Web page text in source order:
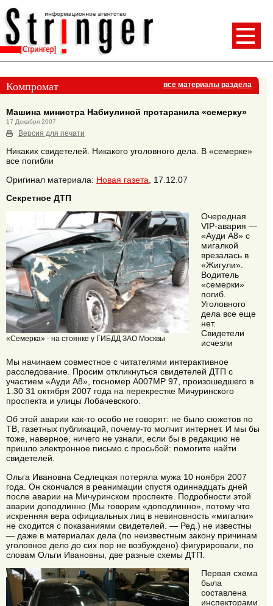
Компромат все материалы раздела
Машина министра Набиулиной протаранила «семерку»
17 Декабря 2007
Версия для печати
Никаких свидетелей. Никакого уголовного дела. В «семерке»
все погибли
Оригинал материала: Новая газета , 17.12.07
Секретное ДТП
«Семерка» - на стоянке у ГИБДД ЗАО Москвы
Очередная
VIP-авария —
«Ауди А8» с
мигалкой
врезалась в
«Жигули».
Водитель
«семерки»
погиб.
Уголовного
дела все еще
нет.
Свидетели
исчезли
Мы начинаем совместное с читателями интерактивное
расследование. Просим откликнуться свидетелей ДТП с
участием «Ауди А8», госномер А007МР 97, произошедшего в
1.30 31 октября 2007 года на перекрестке Мичуринского
проспекта и улицы Лобачевского.
Об этой аварии как-то особо не говорят: не было сюжетов по
ТВ, газетных публикаций, почему-то молчит интернет. И мы бы
тоже, наверное, ничего не узнали, если бы в редакцию не
пришло электронное письмо с просьбой: помогите найти
свидетелей.
Ольга Ивановна Седлецкая потеряла мужа 10 ноября 2007
года. Он скончался в реанимации спустя одиннадцать дней
после аварии на Мичуринском проспекте. Подробности этой
аварии доподлинно (Мы говорим «доподлинно», потому что
искренняя вера официальных лиц в невиновность «мигалки»
не сходится с показаниями свидетелей. — Ред.) не известны
— даже в материалах дела (по неизвестным закону причинам
уголовное дело до сих пор не возбуждено) фигурировали, по
словам Ольги Ивановны, две разные схемы ДТП.
Первая схема
была
составлена
инспекторами